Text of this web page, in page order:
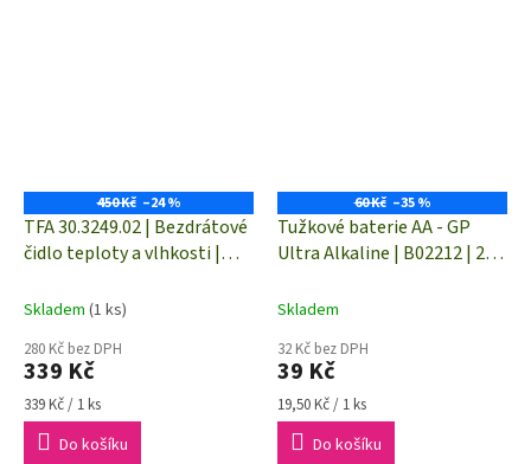
450 Kč –24 %
TFA 30.3249.02 | Bezdrátové
čidlo teploty a vlhkosti |
Skladem (1 ks)
280 Kč bez DPH
339 Kč
Měrná
cena:
339 Kč / 1 ks
Do košíku
60 Kč –35 %
Tužkové baterie AA - GP
Ultra Alkaline | B02212 | 2
Skladem
32 Kč bez DPH
39 Kč
Měrná
cena:
19,50 Kč / 1 ks
Do košíku